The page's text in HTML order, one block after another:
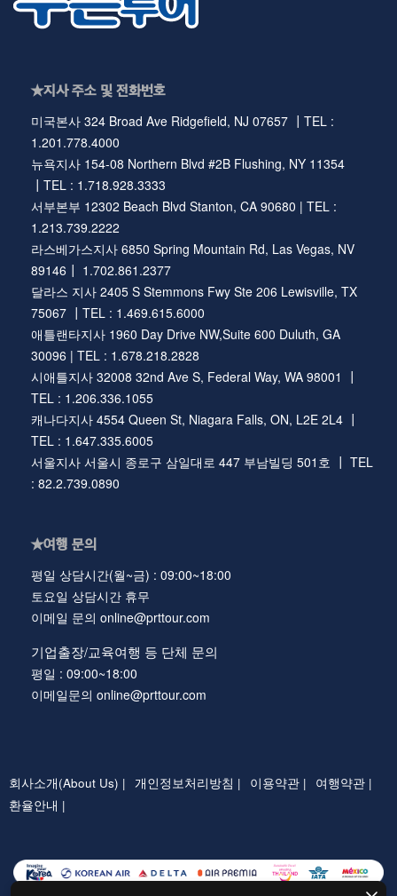
★지사 주소 및 전화번호
미국본사 324 Broad Ave Ridgefield, NJ 07657 ┃TEL :
1.201.778.4000
뉴욕지사 154-08 Northern Blvd #2B Flushing, NY 11354
┃TEL : 1.718.928.3333
서부본부 12302 Beach Blvd Stanton, CA 90680 | TEL :
1.213.739.2222
라스베가스지사 6850 Spring Mountain Rd, Las Vegas, NV
89146┃ 1.702.861.2377
달라스 지사 2405 S Stemmons Fwy Ste 206 Lewisville, TX
75067 ┃TEL : 1.469.615.6000
애틀랜타지사 1960 Day Drive NW,Suite 600 Duluth, GA
30096 | TEL : 1.678.218.2828
시애틀지사 32008 32nd Ave S, Federal Way, WA 98001 ┃
TEL : 1.206.336.1055
캐나다지사 4554 Queen St, Niagara Falls, ON, L2E 2L4 ┃
TEL : 1.647.335.6005
서울지사 서울시 종로구 삼일대로 447 부남빌딩 501호 ┃ TEL
: 82.2.739.0890
★여행 문의
평일 상담시간(월~금) : 09:00~18:00
토요일 상담시간 휴무
이메일 문의 online@prttour.com
기업출장/교육여행 등 단체 문의
평일 : 09:00~18:00
이메일문의 online@prttour.com
회사소개(About Us) | 개인정보처리방침 | 이용약관 |
여행약관 |
환율안내 |